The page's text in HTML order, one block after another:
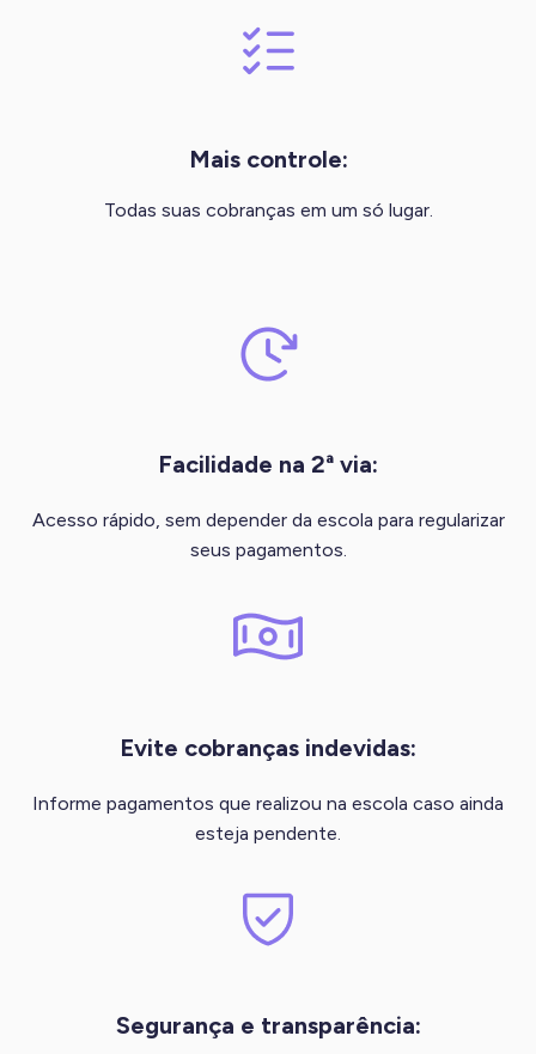
Mais controle:
Todas suas cobranças em um só lugar.
Facilidade na 2ª via:
Acesso rápido, sem depender da escola para regularizar
seus pagamentos.
Evite cobranças indevidas:
Informe pagamentos que realizou na escola caso ainda
esteja pendente.
Segurança e transparência: